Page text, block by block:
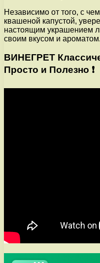
Независимо от того, с
квашеной капустой,
настоящим украшением
своим вкусом и ароматом.
ВИНЕГРЕТ
Просто и Полезно ❗